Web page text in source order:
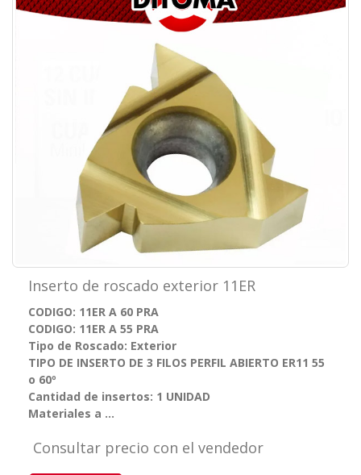
Inserto de roscado exterior 11ER
CODIGO: 11ER A 60 PRA
CODIGO: 11ER A 55 PRA
Tipo de Roscado: Exterior
TIPO DE INSERTO DE 3 FILOS PERFIL ABIERTO ER11 55
o 60º
Cantidad de insertos: 1 UNIDAD
Materiales a ...
Consultar precio con el vendedor